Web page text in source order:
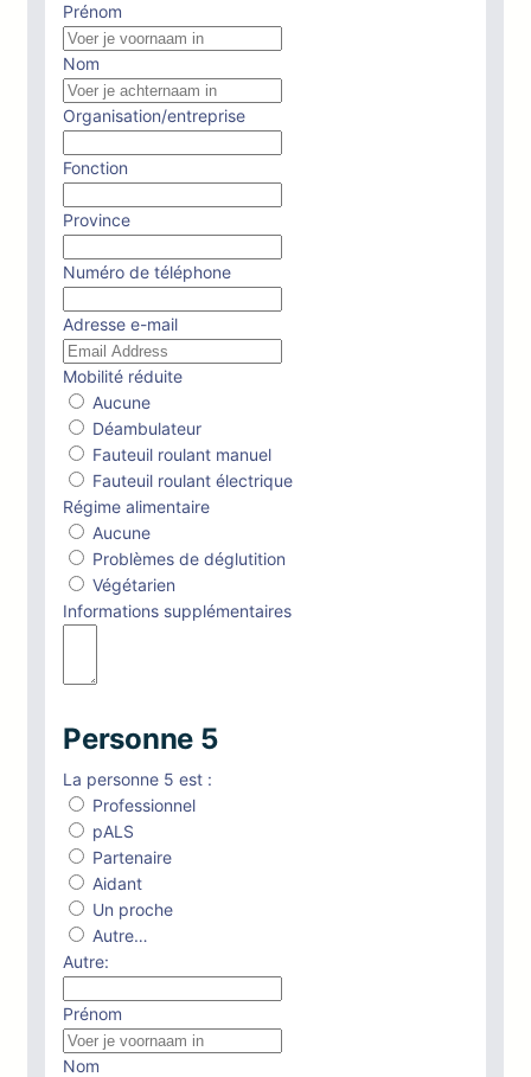
Prénom
Nom
Organisation/entreprise
Fonction
Province
Numéro de téléphone
Adresse e-mail
Mobilité réduite
Aucune
Déambulateur
Fauteuil roulant manuel
Fauteuil roulant électrique
Régime alimentaire
Aucune
Problèmes de déglutition
Végétarien
Informations supplémentaires
Personne 5
La personne 5 est :
Professionnel
pALS
Partenaire
Aidant
Un proche
Autre…
Autre:
Prénom
Nom